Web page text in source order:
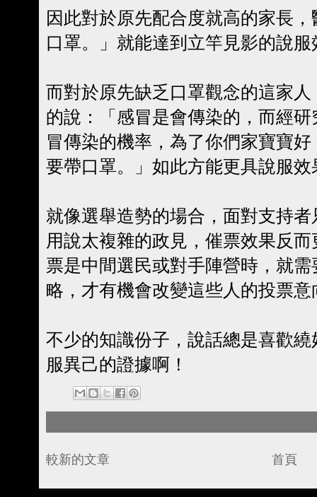
因此對於原先配合度就高的家長
口罩。」就能達到立竿見影的說服
而對於原先缺乏口罩觀念的這家
的說：「感冒是會傳染的，而經
冒傳染的機率，為了你們家寶寶
要帶口罩。」如此方能更具說服效
就像選舉造勢的場合，面對支持
用說太複雜的政見，催票效果反
票是中間選民或對手陣營時，就
略，才有機會改變這些人的投票意
不少的知識份子，說話總是喜歡
服異己的證據啊！
較新的文章 首頁